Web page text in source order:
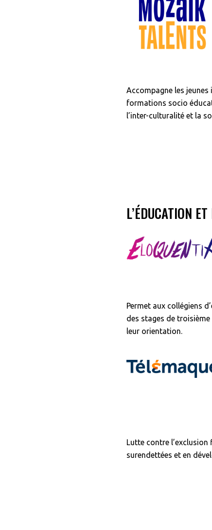
Accompagne les
formations socio
l’inter-culturalité et la
L’ÉDUCATION
Permet aux collégiens
des stages de
leur orientation.
Lutte contre
surendettées et en